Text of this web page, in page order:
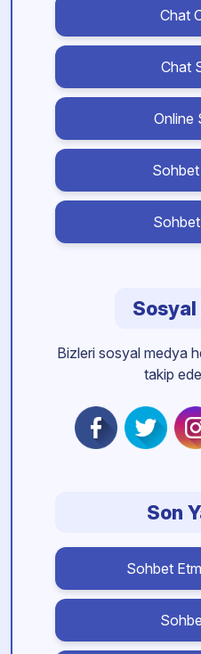
Chat
Chat
Online
Sohbet
Bizleri sosyal medya
takip
Son
Sohbet